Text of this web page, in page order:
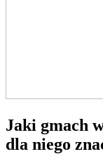
Jaki gmach
dla niego